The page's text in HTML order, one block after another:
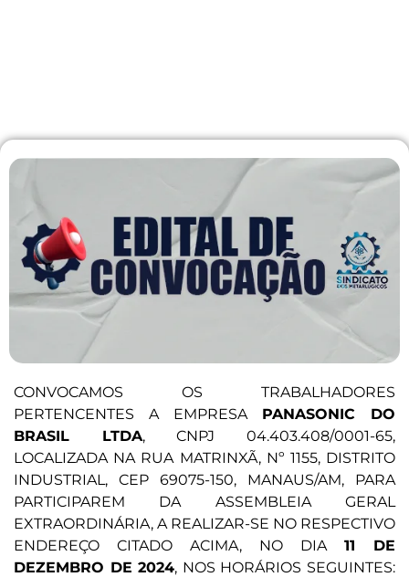
CONVOCAMOS OS TRABALHADORES
PERTENCENTES A EMPRESA PANASONIC DO
BRASIL LTDA, CNPJ 04.403.408/0001-65,
LOCALIZADA NA RUA MATRINXÃ, Nº 1155, DISTRITO
INDUSTRIAL, CEP 69075-150, MANAUS/AM, PARA
PARTICIPAREM DA ASSEMBLEIA GERAL
EXTRAORDINÁRIA, A REALIZAR-SE NO RESPECTIVO
ENDEREÇO CITADO ACIMA, NO DIA 11 DE
DEZEMBRO DE 2024, NOS HORÁRIOS SEGUINTES: